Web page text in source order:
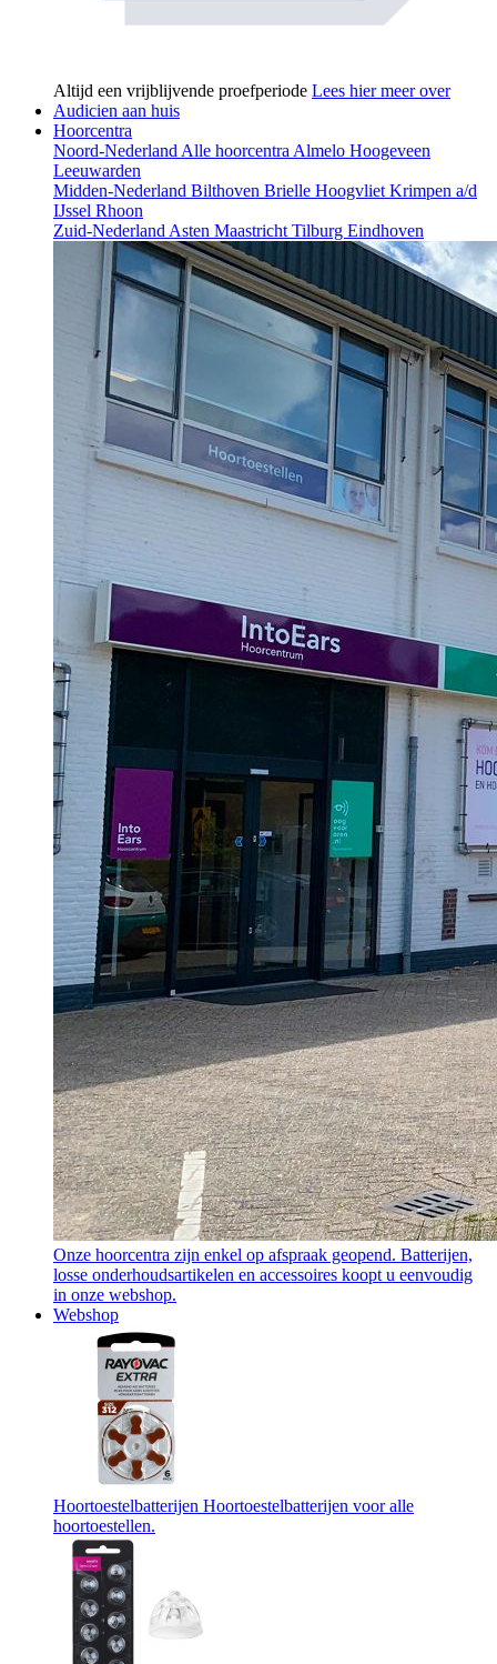
Altijd een vrijblijvende proefperiode Lees hier meer over
Audicien aan huis
Hoorcentra
Noord-NederlandAlle hoorcentraAlmelo Hoogeveen
Leeuwarden
Midden-Nederland Bilthoven Brielle HoogvlietKrimpen a/d
IJssel Rhoon
Zuid-NederlandAsten MaastrichtTilburg Eindhoven
Onze hoorcentra zijn enkel op afspraak geopend. Batterijen,
losse onderhoudsartikelen en accessoires koopt u eenvoudig
in onze webshop.
Webshop
Hoortoestelbatterijen Hoortoestelbatterijen voor alle
hoortoestellen.